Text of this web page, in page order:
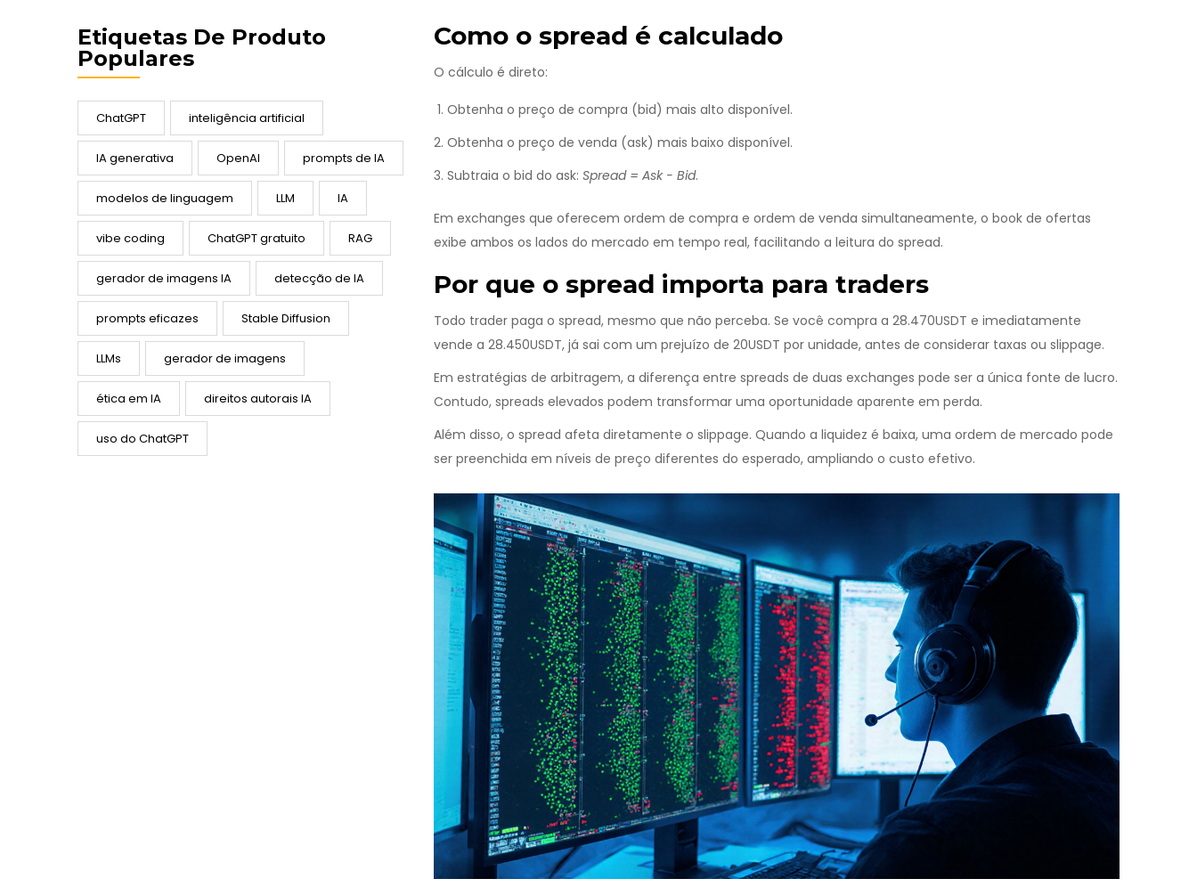
Etiquetas De Produto
Populares
ChatGPT inteligência artificial
IA generativa OpenAI prompts de IA
modelos de linguagem LLM IA
vibe coding ChatGPT gratuito RAG
gerador de imagens IA detecção de IA
prompts eficazes Stable Diffusion
LLMs gerador de imagens
ética em IA direitos autorais IA
uso do ChatGPT
Como o spread é calculado
O cálculo é direto:
Obtenha o preço de compra (bid) mais alto disponível.
Obtenha o preço de venda (ask) mais baixo disponível.
Subtraia o bid do ask: Spread = Ask - Bid.
Em exchanges que oferecem ordem de compra e ordem de venda simultaneamente, o book de ofertas
exibe ambos os lados do mercado em tempo real, facilitando a leitura do spread.
Por que o spread importa para traders
Todo trader paga o spread, mesmo que não perceba. Se você compra a 28.470USDT e imediatamente
vende a 28.450USDT, já sai com um prejuízo de 20USDT por unidade, antes de considerar taxas ou slippage.
Em estratégias de arbitragem, a diferença entre spreads de duas exchanges pode ser a única fonte de lucro.
Contudo, spreads elevados podem transformar uma oportunidade aparente em perda.
Além disso, o spread afeta diretamente o slippage. Quando a liquidez é baixa, uma ordem de mercado pode
ser preenchida em níveis de preço diferentes do esperado, ampliando o custo efetivo.